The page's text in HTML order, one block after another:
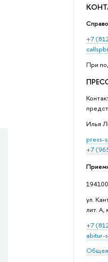
+7
При
Илья
press-
+7
ул.
лит. А,
+7
abitur-